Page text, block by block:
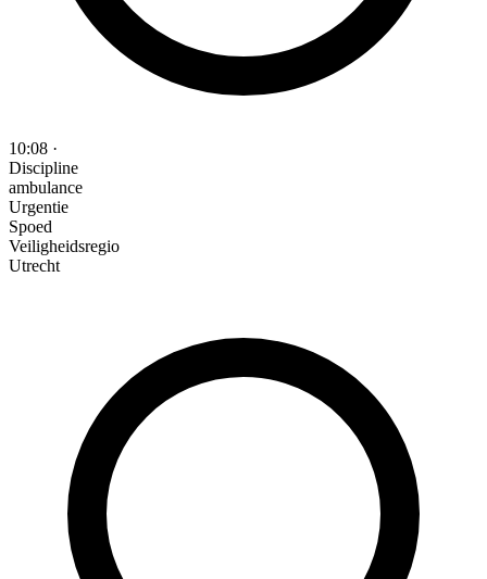
10:08 ·
Discipline
ambulance
Urgentie
Spoed
Veiligheidsregio
Utrecht